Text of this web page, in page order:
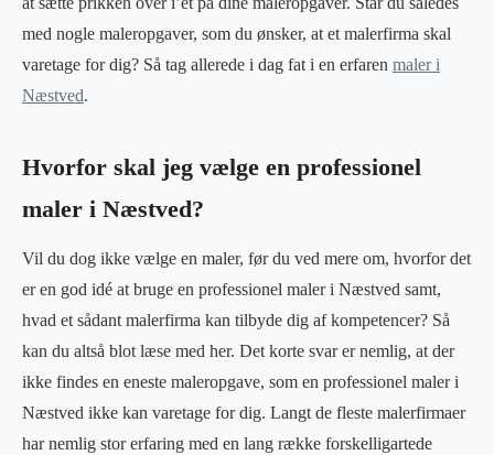
med nogle maleropgaver, som du ønsker, at et malerfirma skal
varetage for dig? Så tag allerede i dag fat i en erfaren maler i
Næstved.
Hvorfor skal jeg vælge en professionel
maler i Næstved?
Vil du dog ikke vælge en maler, før du ved mere om, hvorfor det
er en god idé at bruge en professionel maler i Næstved samt,
hvad et sådant malerfirma kan tilbyde dig af kompetencer? Så
kan du altså blot læse med her. Det korte svar er nemlig, at der
ikke findes en eneste maleropgave, som en professionel maler i
Næstved ikke kan varetage for dig. Langt de fleste malerfirmaer
har nemlig stor erfaring med en lang række forskelligartede